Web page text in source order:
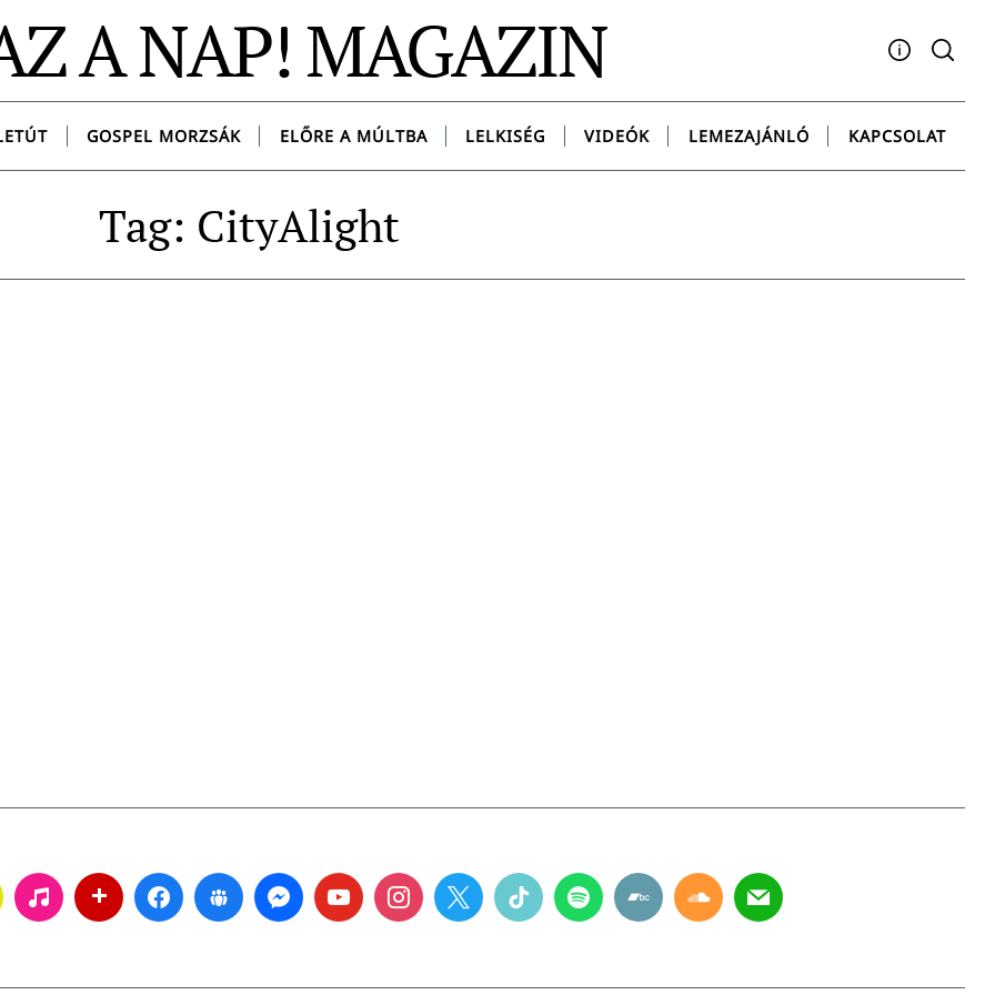
A NAP! MAGAZIN
Facebook
YouTubeInstagram
TwitterSpotify
GOSPEL MORZSÁK ELŐRE A MÚLTBA LELKISÉG VIDEÓK LEMEZAJÁNLÓ KAPCSOLAT
Tag: CityAlight